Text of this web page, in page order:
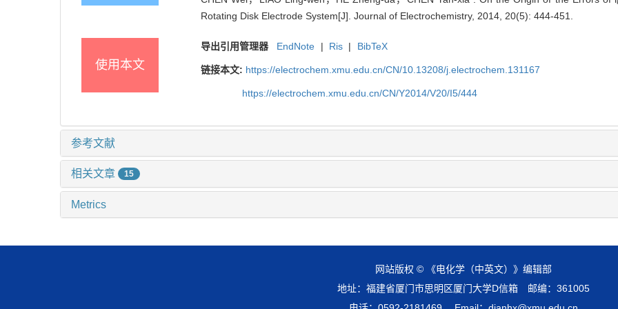
Rotating Disk Electrode System[J]. Journal of Electrochemistry, 2014, 20(5): 444-451.
使用本文
导出引用管理器 EndNote | Ris | BibTeX
链接本文: https://electrochem.xmu.edu.cn/CN/10.13208/j.electrochem.131167
https://electrochem.xmu.edu.cn/CN/Y2014/V20/I5/444
参考文献
相关文章 15
Metrics
网站版权 © 《电化学（中英文）》编辑部
地址：福建省厦门市思明区厦门大学D信箱 邮编：361005